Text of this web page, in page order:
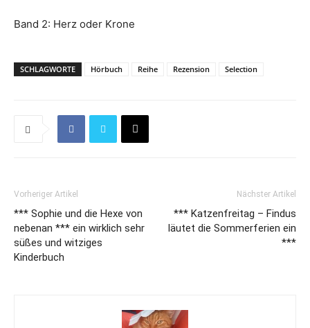
Band 2: Herz oder Krone
SCHLAGWORTE Hörbuch Reihe Rezension Selection
Vorheriger Artikel
*** Sophie und die Hexe von
nebenan *** ein wirklich sehr
süßes und witziges
Kinderbuch
Nächster Artikel
*** Katzenfreitag – Findus
läutet die Sommerferien ein
***